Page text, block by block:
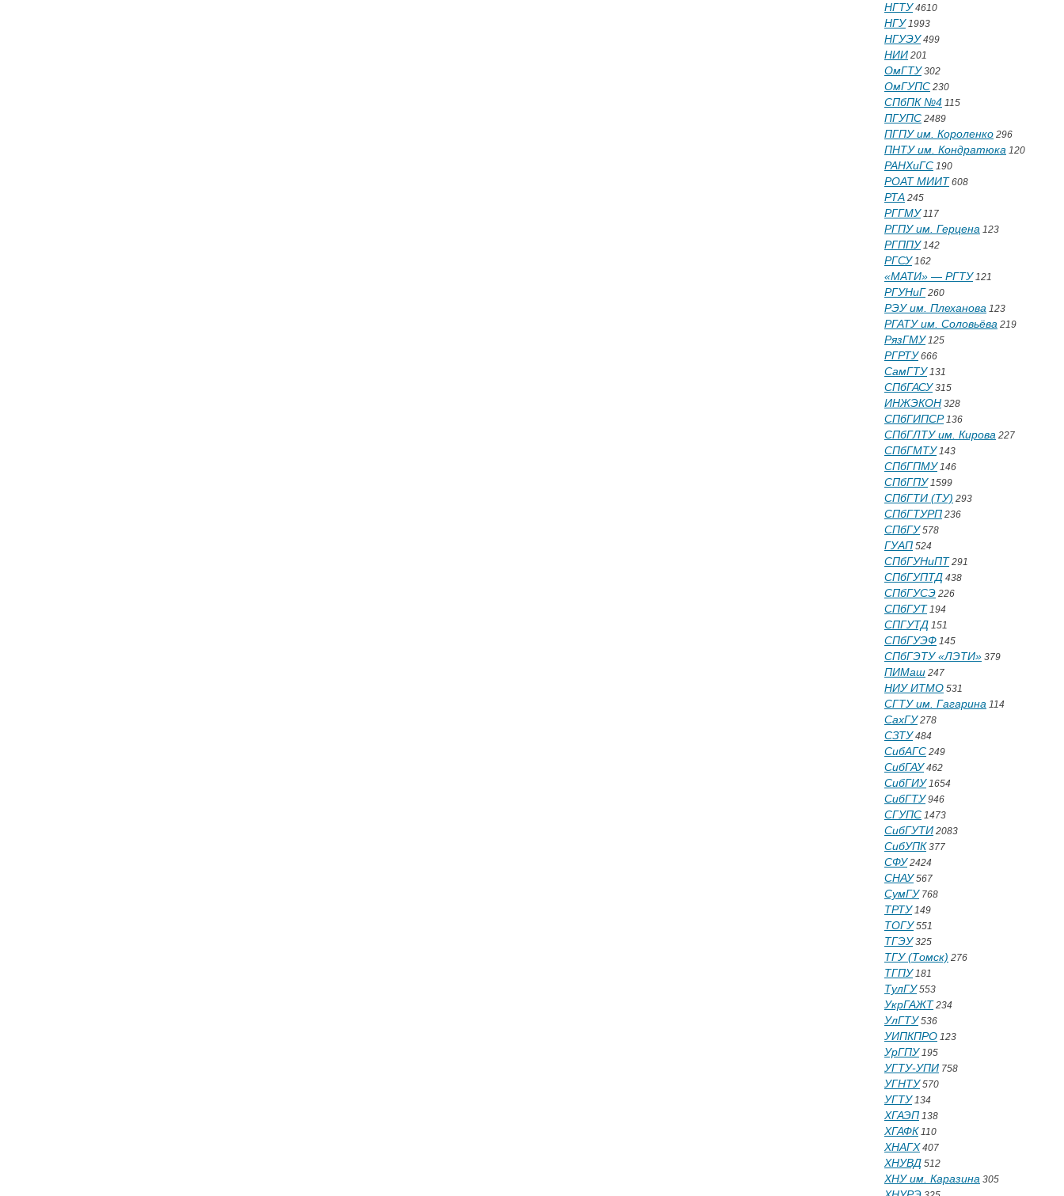
НГТУ4610
НГУ1993
НГУЭУ499
НИИ 201
ОмГТУ302
ОмГУПС 230
СПбПК №4 115
ПГУПС 2489
ПГПУ им. Короленко 296
ПНТУ им. Кондратюка 120
РАНХиГС 190
РОАТ МИИТ 608
РТА 245
РГГМУ117
РГПУ им. Герцена 123
РГППУ142
РГСУ162
«МАТИ» — РГТУ121
РГУНиГ 260
РЭУ им. Плеханова 123
РГАТУ им. Соловьёва 219
РязГМУ125
РГРТУ666
СамГТУ131
СПбГАСУ315
ИНЖЭКОН 328
СПбГИПСР136
СПбГЛТУ им. Кирова 227
СПбГМТУ143
СПбГПМУ146
СПбГПУ1599
СПбГТИ (ТУ) 293
СПбГТУРП 236
СПбГУ578
ГУАП 524
СПбГУНиПТ 291
СПбГУПТД 438
СПбГУСЭ 226
СПбГУТ 194
СПГУТД 151
СПбГУЭФ 145
СПбГЭТУ «ЛЭТИ» 379
ПИМаш 247
НИУ ИТМО 531
СГТУ им. Гагарина 114
СахГУ278
СЗТУ484
СибАГС 249
СибГАУ462
СибГИУ1654
СибГТУ946
СГУПС 1473
СибГУТИ 2083
СибУПК 377
СФУ2424
СНАУ567
СумГУ768
ТРТУ149
ТОГУ551
ТГЭУ325
ТГУ (Томск) 276
ТГПУ181
ТулГУ553
УкрГАЖТ 234
УлГТУ536
УИПКПРО 123
УрГПУ195
УГТУ-УПИ 758
УГНТУ570
УГТУ134
ХГАЭП 138
ХГАФК 110
ХНАГХ 407
ХНУВД 512
ХНУ им. Каразина 305